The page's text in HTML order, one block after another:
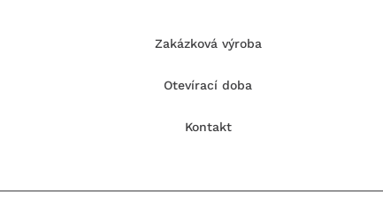
Zakázková výroba
Otevírací doba
Kontakt